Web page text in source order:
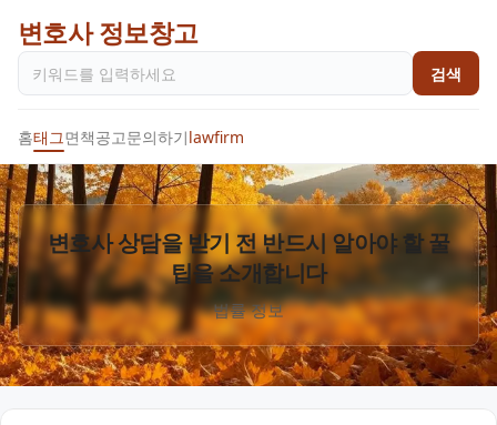
변호사 정보창고
검색
홈태그면책공고문의하기lawfirm
변호사 상담을 받기 전 반드시 알아야 할 꿀
팁을 소개합니다
법률 정보